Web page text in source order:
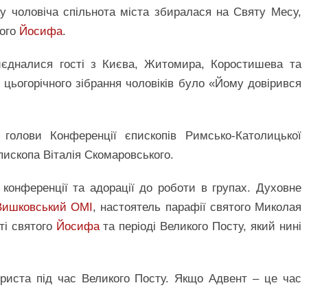
чоловіча спільнота міста збиралася на Святу Месу,
Йосифа.
гості з Києва, Житомира, Коростишева та
зібрання чоловіків було «Йому довірився
Конференції єпископів Римсько-Католицької
Віталія Скомаровського.
та адорації до роботи в групах. Духовне
ОМІ, настоятель парафії святого Миколая
святого Йосифата періоді Великого Посту, який нині
під час Великого Посту. Якщо Адвент – це час